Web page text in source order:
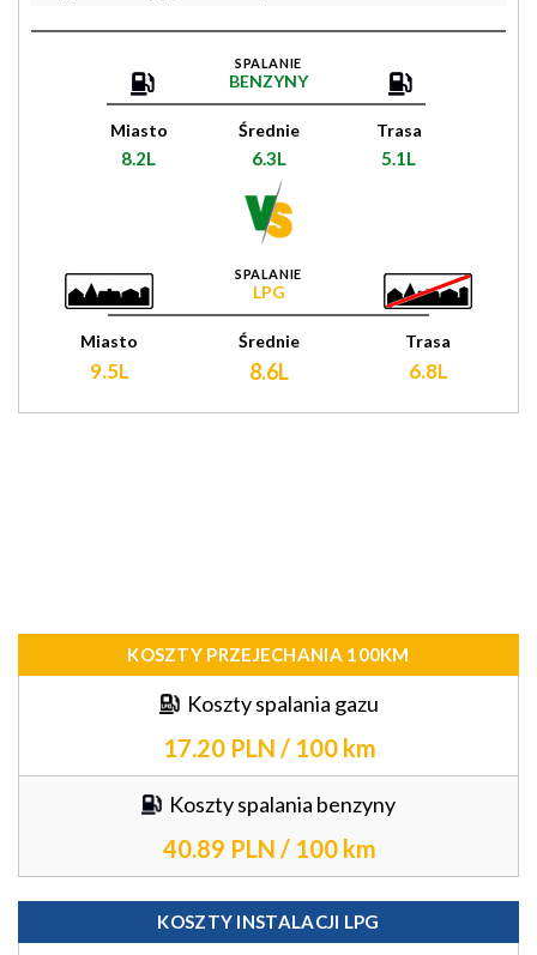
SPALANIE
BENZYNY
Miasto
8.2L
Średnie
6.3L
Trasa
5.1L
SPALANIE
LPG
Miasto
9.5L
Średnie
8.6L
Trasa
6.8L
KOSZTY PRZEJECHANIA 100KM
Koszty spalania gazu
17.20 PLN / 100 km
Koszty spalania benzyny
40.89 PLN / 100 km
KOSZTY INSTALACJI LPG